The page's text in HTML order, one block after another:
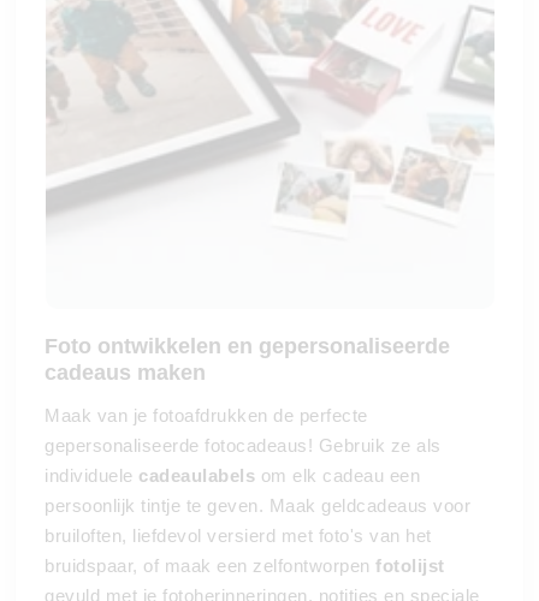
Foto ontwikkelen en gepersonaliseerde
cadeaus maken
Maak van je fotoafdrukken de perfecte
gepersonaliseerde fotocadeaus! Gebruik ze als
individuele cadeaulabels om elk cadeau een
persoonlijk tintje te geven. Maak geldcadeaus voor
bruiloften, liefdevol versierd met foto's van het
bruidspaar, of maak een zelfontworpen fotolijst
gevuld met je fotoherinneringen, notities en speciale